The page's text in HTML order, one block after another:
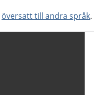
översatt till andra språk.